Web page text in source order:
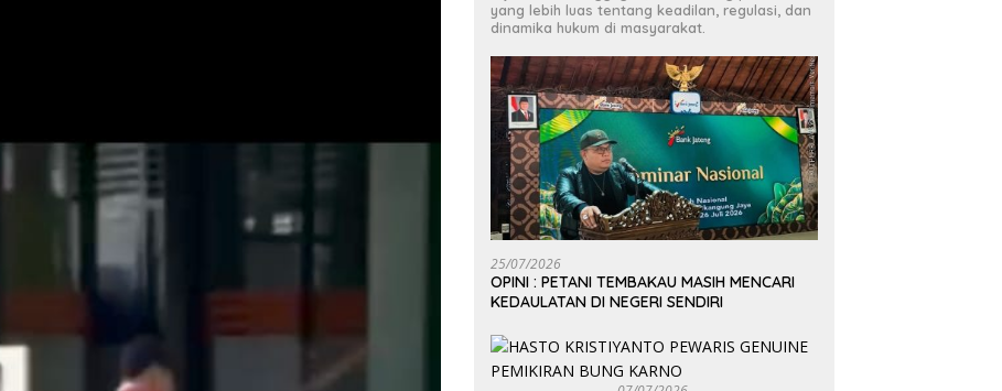
yang lebih luas tentang keadilan, regulasi, dan
dinamika hukum di masyarakat.
25/07/2026
OPINI : PETANI TEMBAKAU MASIH MENCARI
KEDAULATAN DI NEGERI SENDIRI